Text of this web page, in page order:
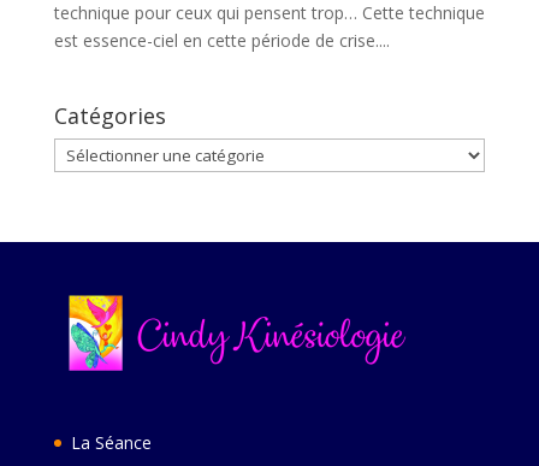
technique pour ceux qui pensent trop… Cette technique
est essence-ciel en cette période de crise....
Catégories
Catégories
La Séance